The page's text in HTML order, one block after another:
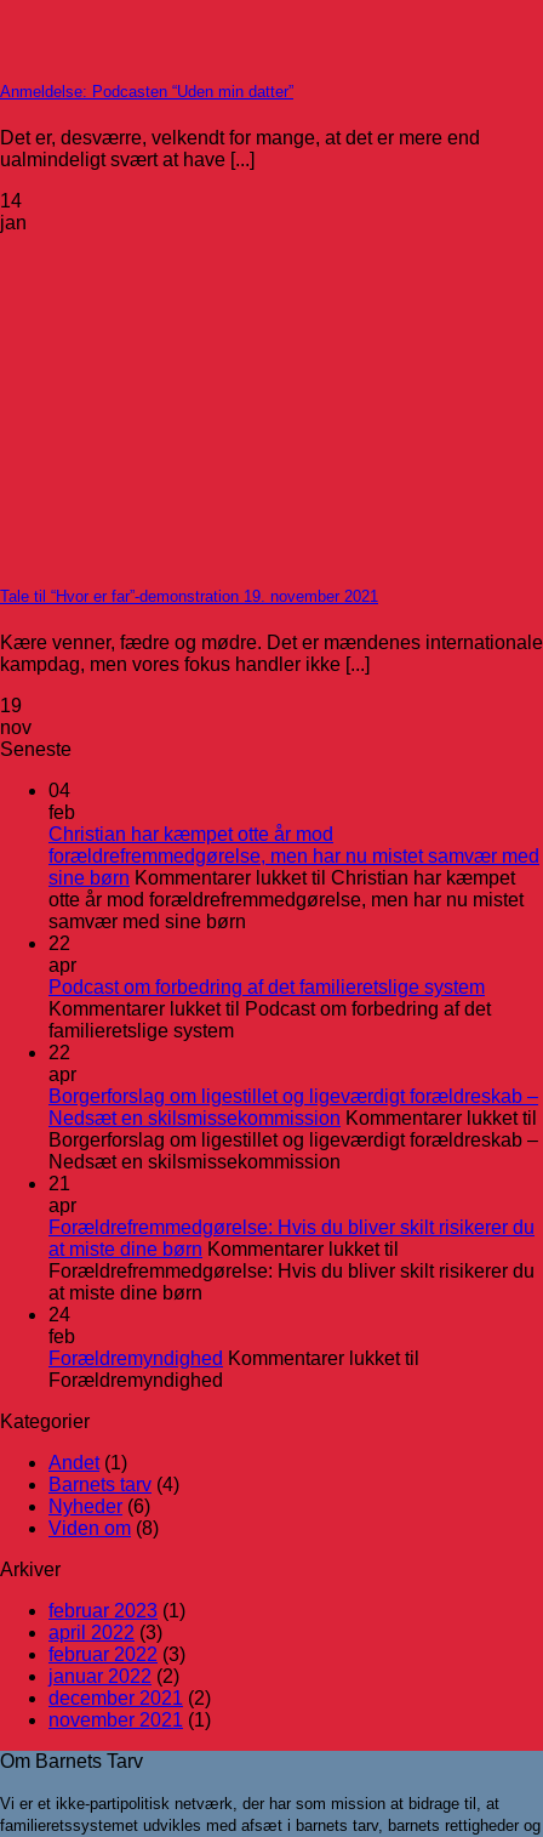
Anmeldelse: Podcasten “Uden min datter”
Det er, desværre, velkendt for mange, at det er mere end
ualmindeligt svært at have [...]
14
jan
Tale til “Hvor er far”-demonstration 19. november 2021
Kære venner, fædre og mødre. Det er mændenes internationale
kampdag, men vores fokus handler ikke [...]
19
nov
Seneste
04
feb
Christian har kæmpet otte år mod
forældrefremmedgørelse, men har nu mistet samvær med
sine børn Kommentarer lukkettil Christian har kæmpet
otte år mod forældrefremmedgørelse, men har nu mistet
samvær med sine børn
22
apr
Podcast om forbedring af det familieretslige system
Kommentarer lukkettil Podcast om forbedring af det
familieretslige system
22
apr
Borgerforslag om ligestillet og ligeværdigt forældreskab –
Nedsæt en skilsmissekommission Kommentarer lukkettil
Borgerforslag om ligestillet og ligeværdigt forældreskab –
Nedsæt en skilsmissekommission
21
apr
Forældrefremmedgørelse: Hvis du bliver skilt risikerer du
at miste dine børn Kommentarer lukkettil
Forældrefremmedgørelse: Hvis du bliver skilt risikerer du
at miste dine børn
24
feb
Forældremyndighed Kommentarer lukkettil
Forældremyndighed
Kategorier
Andet(1)
Barnets tarv (4)
Nyheder (6)
Viden om (8)
Arkiver
februar 2023 (1)
april 2022 (3)
februar 2022 (3)
januar 2022 (2)
december 2021 (2)
november 2021 (1)
Om Barnets Tarv
Vi er et ikke-partipolitisk netværk, der har som mission at bidrage til, at
familieretssystemet udvikles med afsæt i barnets tarv, barnets rettigheder og